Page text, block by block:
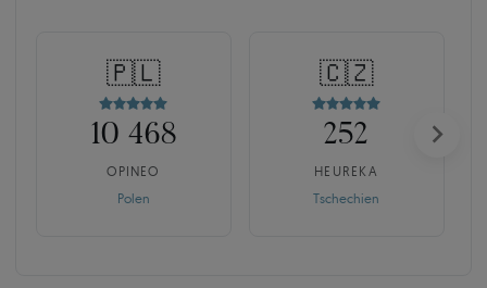
🇵🇱
10 468
OPINEO
Polen
🇨🇿
252
HEUREKA
Tschechien